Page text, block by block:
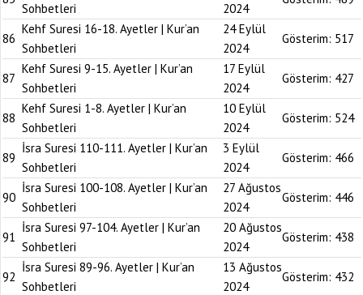
Sohbetleri
2024
86
Kehf Suresi 16-18. Ayetler | Kur’an
Sohbetleri
24 Eylül
2024
Gösterim: 517
87
Kehf Suresi 9-15. Ayetler | Kur’an
Sohbetleri
17 Eylül
2024
Gösterim: 427
88
Kehf Suresi 1-8. Ayetler | Kur’an
Sohbetleri
10 Eylül
2024
Gösterim: 524
89
İsra Suresi 110-111. Ayetler | Kur’an
Sohbetleri
3 Eylül
2024
Gösterim: 466
90
İsra Suresi 100-108. Ayetler | Kur’an
Sohbetleri
27 Ağustos
2024
Gösterim: 446
91
İsra Suresi 97-104. Ayetler | Kur’an
Sohbetleri
20 Ağustos
2024
Gösterim: 438
92
İsra Suresi 89-96. Ayetler | Kur’an
Sohbetleri
13 Ağustos
2024
Gösterim: 432